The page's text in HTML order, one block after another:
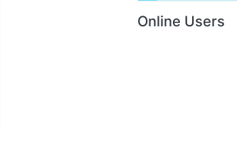
Online Users